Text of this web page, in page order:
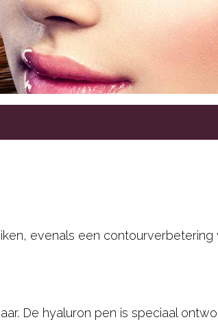
evenals een contourverbetering
De hyaluron pen is speciaal